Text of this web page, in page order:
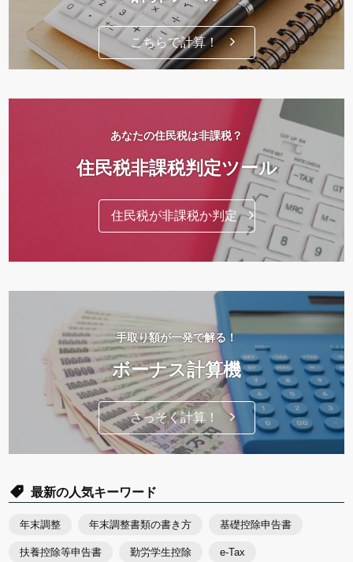
こちらで計算！
あなたの住民税は非課税？
住民税非課税判定ツール
住民税が非課税か判定
手取り額が一発で解る！
ボーナス計算機
さっそく計算！
最新の人気キーワード
年末調整 年末調整書類の書き方 基礎控除申告書
扶養控除等申告書 勤労学生控除 e-Tax